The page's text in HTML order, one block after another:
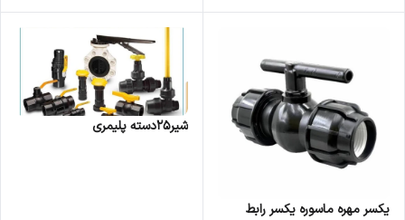
یکسر مهره ماسوره یکسر رابط
شیر25دسته پلیمری